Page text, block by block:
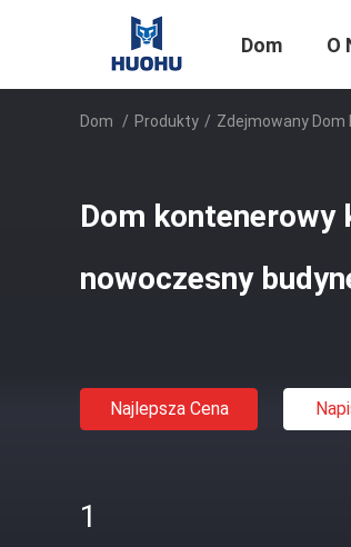
Dom O
Dom / Produkty / Zdejmowany Dom
Dom
nowoczesny
Najlepsza Cena
1